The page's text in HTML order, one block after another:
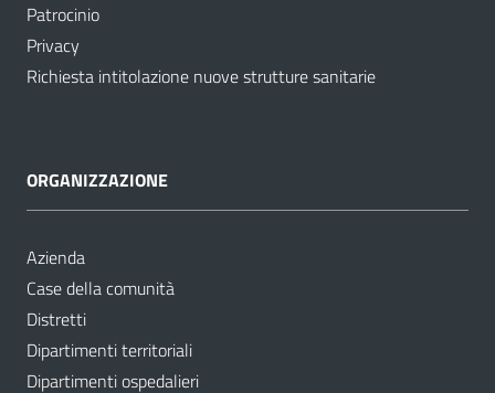
Patrocinio
Privacy
Richiesta intitolazione nuove strutture sanitarie
ORGANIZZAZIONE
Azienda
Case della comunità
Distretti
Dipartimenti territoriali
Dipartimenti ospedalieri